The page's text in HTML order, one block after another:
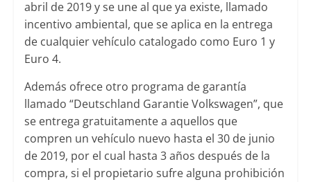
abril de 2019 y se une al que ya existe, llamado
incentivo ambiental, que se aplica en la entrega
de cualquier vehículo catalogado como Euro 1 y
Euro 4.
Además ofrece otro programa de garantía
llamado “Deutschland Garantie Volkswagen”, que
se entrega gratuitamente a aquellos que
compren un vehículo nuevo hasta el 30 de junio
de 2019, por el cual hasta 3 años después de la
compra, si el propietario sufre alguna prohibición